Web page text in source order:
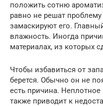
положить сотню
равно не решат
замаскируют его.
влажность. Иногда
материалах, из которых
Чтобы избавиться от
берется. Обычно он не
есть причина.
также приводит к